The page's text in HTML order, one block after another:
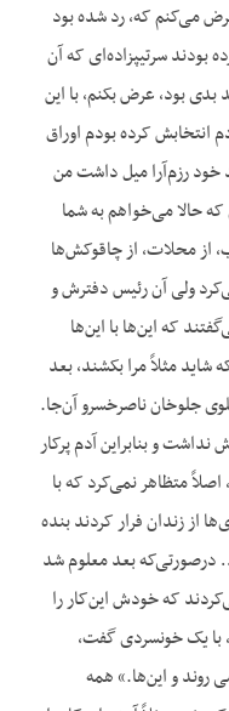
می‌کنم که، رد شده بود
بودند سرتیپ‏زاده‌ای که آن
بود، عرض بکنم، با این
انتخابش کرده بودم اوراق
خود رزم‌آرا میل داشت من
که حالا می‌خواهم به شما
از محلات، از چاقوکش‌ها
ولی آن رئیس دفترش و
که این‌ها با این‌ها
شاید مثلاً مرا بکشند، بعد
جلوخان ناصرخسرو آن‌جا.
و بنابراین آدم پرکار
متظاهر نمی‌کرد که با
از زندان فرار کردند بنده
درصورتی‌که بعد معلوم شد
که خودش این‌کار را
با یک خونسردی گفت،
روند و این‌ها.» همه